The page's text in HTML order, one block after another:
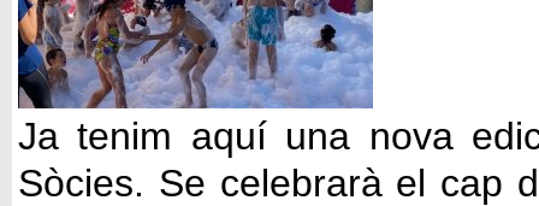
Ja tenim aquí una nova
Sòcies. Se celebrarà el cap